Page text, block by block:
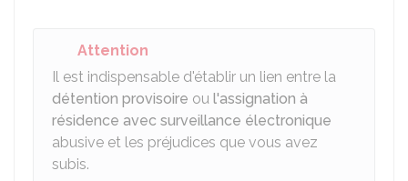
Attention
Il est indispensable d'établir un lien entre la
détention provisoire ou l'assignation à
résidence avec surveillance électronique
abusive et les préjudices que vous avez
subis.